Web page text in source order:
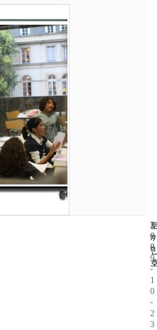
3
6
8
2
0
0
9
-
1
0
-
2
3